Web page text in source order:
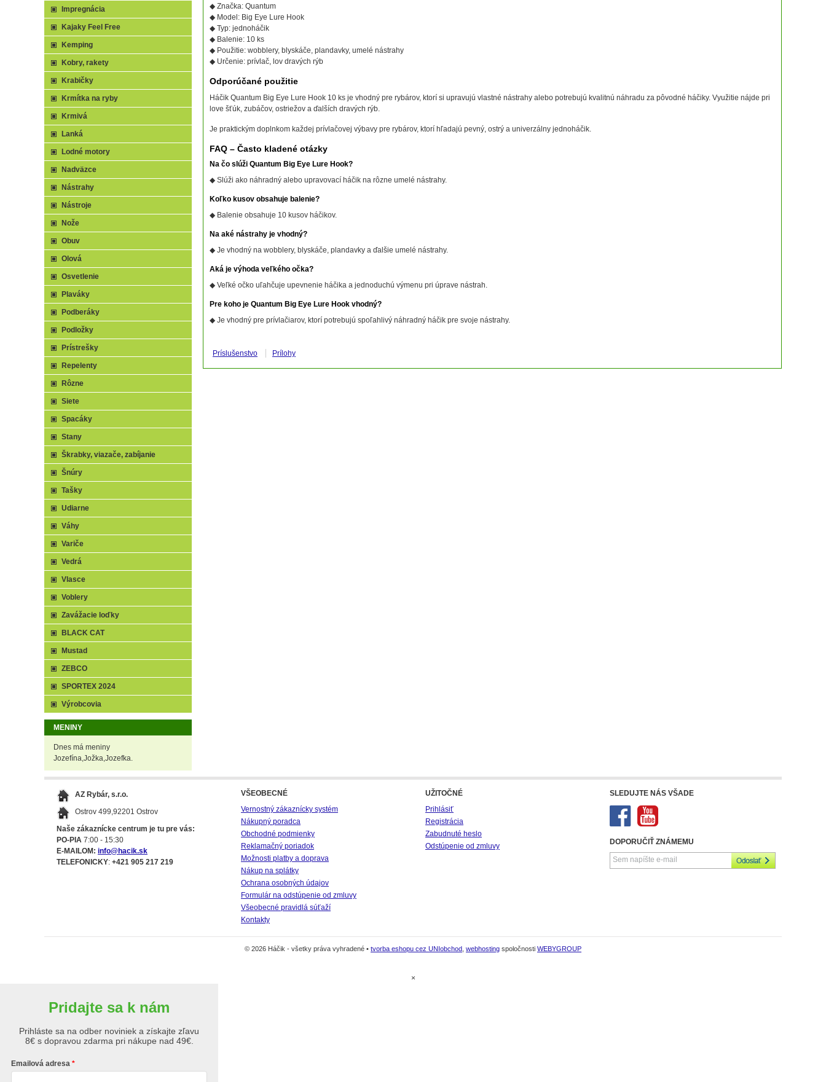
◆ Značka: Quantum
◆ Model: Big Eye Lure Hook
◆ Typ: jednoháčik
◆ Balenie: 10 ks
◆ Použitie: wobblery, blyskáče, plandavky, umelé nástrahy
◆ Určenie: prívlač, lov dravých rýb
Odporúčané použitie
Háčik Quantum Big Eye Lure Hook 10 ks je vhodný pre rybárov, ktorí si upravujú vlastné nástrahy alebo potrebujú kvalitnú náhradu za pôvodné háčiky. Využitie nájde pri
love šťúk, zubáčov, ostriežov a ďalších dravých rýb.
Je praktickým doplnkom každej prívlačovej výbavy pre rybárov, ktorí hľadajú pevný, ostrý a univerzálny jednoháčik.
FAQ – Často kladené otázky
Na čo slúži Quantum Big Eye Lure Hook?
◆ Slúži ako náhradný alebo upravovací háčik na rôzne umelé nástrahy.
Koľko kusov obsahuje balenie?
◆ Balenie obsahuje 10 kusov háčikov.
Na aké nástrahy je vhodný?
◆ Je vhodný na wobblery, blyskáče, plandavky a ďalšie umelé nástrahy.
Aká je výhoda veľkého očka?
◆ Veľké očko uľahčuje upevnenie háčika a jednoduchú výmenu pri úprave nástrah.
Pre koho je Quantum Big Eye Lure Hook vhodný?
◆ Je vhodný pre prívlačiarov, ktorí potrebujú spoľahlivý náhradný háčik pre svoje nástrahy.
Príslušenstvo Prílohy
Impregnácia
Kajaky Feel Free
Kemping
Kobry, rakety
Krabičky
Krmítka na ryby
Krmivá
Lanká
Lodné motory
Nadväzce
Nástrahy
Nástroje
Nože
Obuv
Olová
Osvetlenie
Plaváky
Podberáky
Podložky
Prístrešky
Repelenty
Rôzne
Siete
Spacáky
Stany
Škrabky, viazače, zabíjanie
Šnúry
Tašky
Udiarne
Váhy
Variče
Vedrá
Vlasce
Voblery
Zavážacie loďky
BLACK CAT
Mustad
ZEBCO
SPORTEX 2024
Výrobcovia
MENINY
Dnes má meniny
Jozefína,Jožka,Jozefka.
AZ Rybár, s.r.o.
Ostrov 499,92201 Ostrov
Naše zákaznícke centrum je tu pre vás:
PO-PIA 7:00 - 15:30
E-MAILOM: info@hacik.sk
TELEFONICKY: +421 905 217 219
VŠEOBECNÉ
Vernostný zákaznícky systém
Nákupný poradca
Obchodné podmienky
Reklamačný poriadok
Možnosti platby a doprava
Nákup na splátky
Ochrana osobných údajov
Formulár na odstúpenie od zmluvy
Všeobecné pravidlá súťaží
Kontakty
UŽITOČNÉ
Prihlásiť
Registrácia
Zabudnuté heslo
Odstúpenie od zmluvy
SLEDUJTE NÁS VŠADE
DOPORUČIŤ ZNÁMEMU
© 2026 Háčik - všetky práva vyhradené • tvorba eshopu cez UNIobchod webhosting spoločnosti WEBYGROUP
×
Pridajte sa k nám
Prihláste sa na odber noviniek a získajte zľavu
8€ s dopravou zdarma pri nákupe nad 49€.
Emailová adresa